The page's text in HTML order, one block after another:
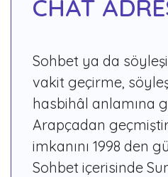
CHAT
Sohbet ya da
vakit geçirme,
hasbihâl anlamına
Arapçadan
imkanını 1998 den
Sohbet içerisinde